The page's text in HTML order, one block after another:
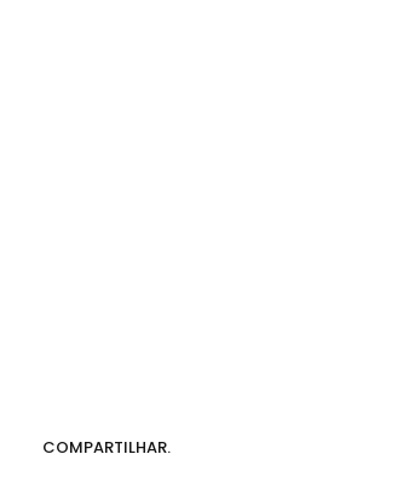
COMPARTILHAR.